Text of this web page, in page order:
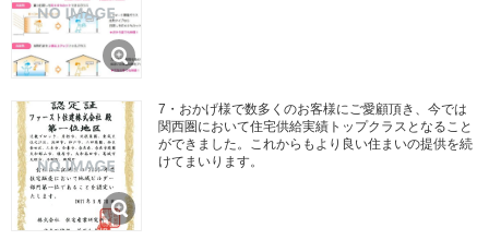
7・おかげ様で数多くのお客様にご愛顧頂き、今では
関西圏において住宅供給実績トップクラスとなること
ができました。これからもより良い住まいの提供を続
けてまいります。